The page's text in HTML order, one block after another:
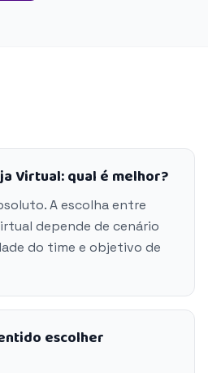
Virtual: qual é melhor?
A escolha entre
depende de cenário
do time e objetivo de
escolher